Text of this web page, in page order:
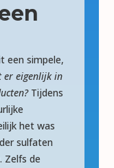
een simpele,
er eigenlijk in
Tijdens
het was
sulfaten
Zelfs de